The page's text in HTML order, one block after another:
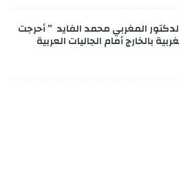
المغربي محمد الفايد ” أحرجت
بالخارج أمام الجاليات العربية